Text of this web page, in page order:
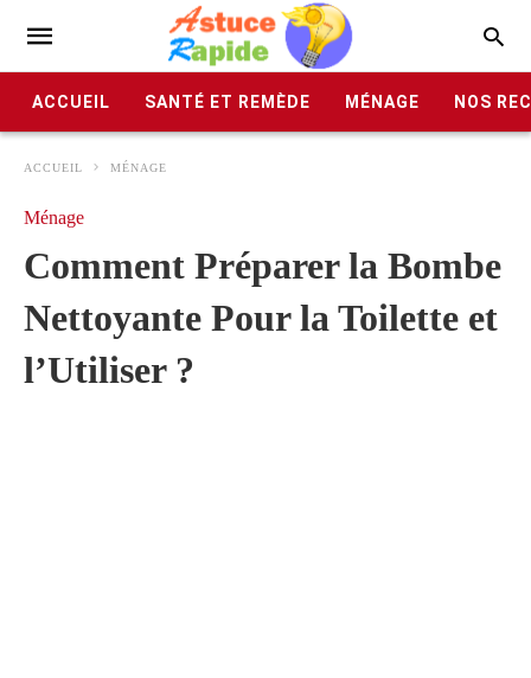
ACCUEIL SANTÉ ET REMÈDE MÉNAGE NOS
ACCUEIL MÉNAGE
Ménage
Comment Préparer la Bombe
Nettoyante Pour la Toilette et
l’Utiliser ?